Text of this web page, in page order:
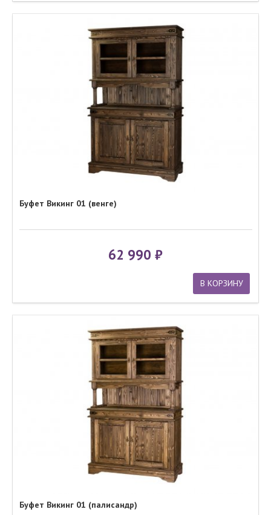
Буфет Викинг 01 (венге)
62 990
В КОРЗИНУ
Буфет Викинг 01 (палисандр)